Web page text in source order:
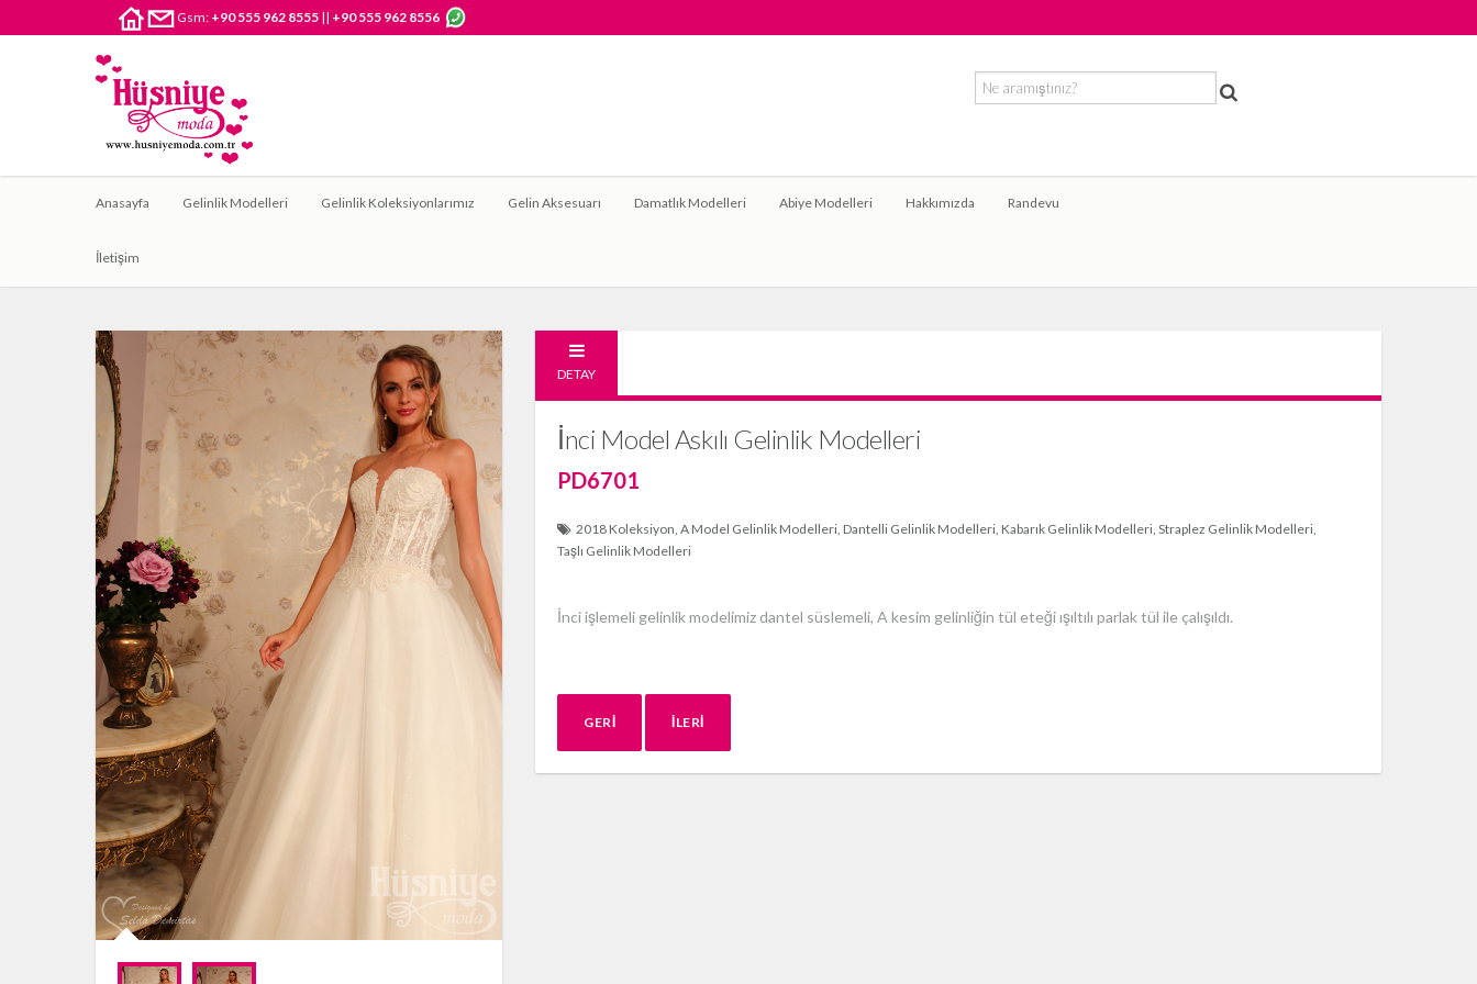
Gsm: +90 555 962 8555 || +90 555 962 8556
Anasayfa Gelinlik Modelleri Gelinlik Koleksiyonlarımız Gelin Aksesuarı Damatlık Modelleri Abiye Modelleri Hakkımızda Randevu
İletişim
DETAY
İnci Model Askılı Gelinlik Modelleri
PD6701
2018 Koleksiyon A Model Gelinlik Modelleri Dantelli Gelinlik Modelleri Kabarık Gelinlik Modelleri Straplez Gelinlik Modelleri
Taşlı Gelinlik Modelleri
İnci işlemeli gelinlik modelimiz dantel süslemeli, A kesim gelinliğin tül eteği ışıltılı parlak tül ile çalışıldı.